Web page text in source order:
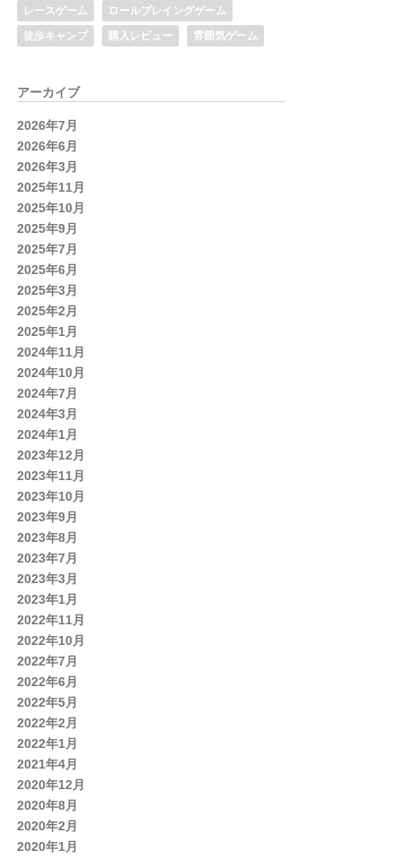
レースゲーム
ロールプレイングゲーム
徒歩キャンプ
購入レビュー 雰囲気ゲーム
アーカイブ
2026年7月
2026年6月
2026年3月
2025年11月
2025年10月
2025年9月
2025年7月
2025年6月
2025年3月
2025年2月
2025年1月
2024年11月
2024年10月
2024年7月
2024年3月
2024年1月
2023年12月
2023年11月
2023年10月
2023年9月
2023年8月
2023年7月
2023年3月
2023年1月
2022年11月
2022年10月
2022年7月
2022年6月
2022年5月
2022年2月
2022年1月
2021年4月
2020年12月
2020年8月
2020年2月
2020年1月